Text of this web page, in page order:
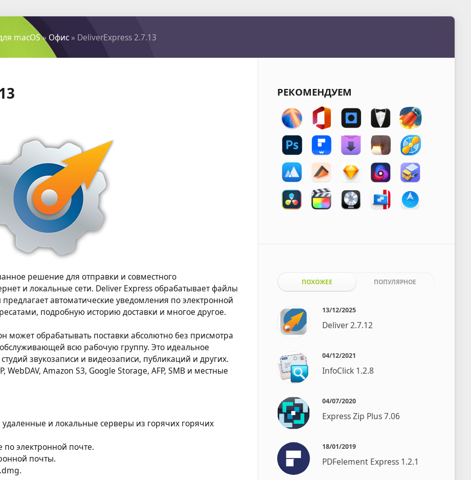
macOS» Офис» DeliverExpress 2.7.13
решение для отправки и совместного
и локальные сети. Deliver Express обрабатывает файлы
автоматические уведомления по электронной
подробную историю доставки и многое другое.
может обрабатывать поставки абсолютно без присмотра
всю рабочую группу. Это идеальное
звукозаписи и видеозаписи, публикаций и других.
WebDAV, Amazon S3, Google Storage, AFP, SMB и местные
удаленные и локальные серверы из горячих горячих
электронной почте.
почты.
РЕКОМЕНДУЕМ
ПОХОЖЕЕ ПОПУЛЯРНОЕ
13/12/2025
Deliver 2.7.12
04/12/2021
InfoClick 1.2.8
04/07/2020
Express Zip Plus 7.06
18/01/2019
PDFelement Express 1.2.1